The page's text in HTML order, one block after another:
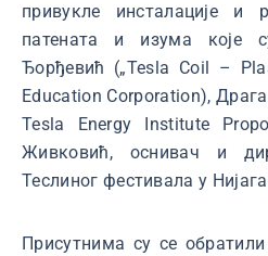
привукле инсталације и
патената и изума које
Ђорђевић („Tesla Coil –
Education Corporation),
Tesla Energy Institute
Живковић, оснивач и
Теслиног фестивала у
Присутнима су се